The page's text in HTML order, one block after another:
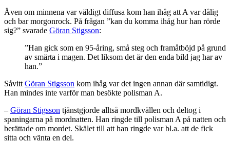
Även om minnena var väldigt diffusa kom han ihåg att A var dålig
och bar morgonrock. På frågan ”kan du komma ihåg hur han rörde
sig?” svarade Göran Stigsson:
”Han gick som en 95-åring, små steg och framåtböjd på grund
av smärta i magen. Det liksom det är den enda bild jag har av
han.”
Såvitt Göran Stigsson kom ihåg var det ingen annan där samtidigt.
Han mindes inte varför man besökte polisman A.
– Göran Stigsson tjänstgjorde alltså mordkvällen och deltog i
spaningarna på mordnatten. Han ringde till polisman A på natten och
berättade om mordet. Skälet till att han ringde var bl.a. att de fick
sitta och vänta en del.